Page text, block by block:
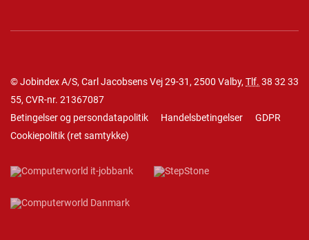
© Jobindex A/S, Carl Jacobsens Vej 29-31, 2500 Valby, Tlf. 38 32 33
55, CVR-nr. 21367087
Betingelser og persondatapolitik
Handelsbetingelser
GDPR
Cookiepolitik (ret samtykke)